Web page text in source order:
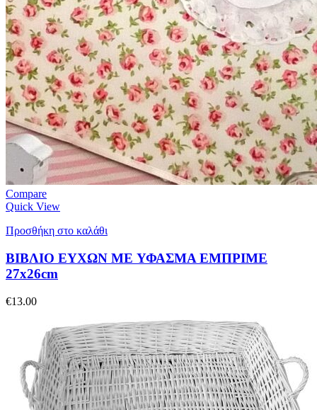
Compare
Quick View
Προσθήκη στο καλάθι
ΒΙΒΛΙΟ ΕΥΧΩΝ ME ΥΦΑΣΜΑ ΕΜΠΡΙΜΕ
27x26cm
€13.00